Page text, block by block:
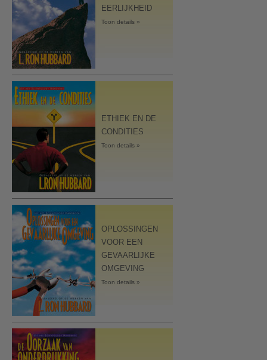
EERLIJKHEID
Toon details »
ETHIEK EN DE
CONDITIES
Toon details »
OPLOSSINGEN
VOOR EEN
GEVAARLIJKE
OMGEVING
Toon details »